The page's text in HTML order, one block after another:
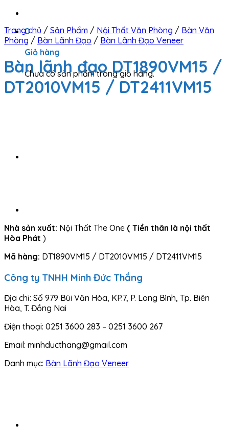
0
Giỏ hàng
Chưa có sản phẩm trong giỏ hàng.
Trang chủ / Sản Phẩm / Nội Thất Văn Phòng / Bàn Văn
Phòng / Bàn Lãnh Đạo / Bàn Lãnh Đạo Veneer
Bàn lãnh đạo DT1890VM15 /
DT2010VM15 / DT2411VM15
Nhà sản xuất: Nội Thất The One ( Tiền thân là nội thất
Hòa Phát )
Mã hàng: DT1890VM15 / DT2010VM15 / DT2411VM15
Công ty TNHH Minh Đức Thắng
Địa chỉ: Số 979 Bùi Văn Hòa, KP.7, P. Long Bình, Tp. Biên
Hòa, T. Đồng Nai
Điện thoại: 0251 3600 283 – 0251 3600 267
Email: minhducthang@gmail.com
Danh mục: Bàn Lãnh Đạo Veneer